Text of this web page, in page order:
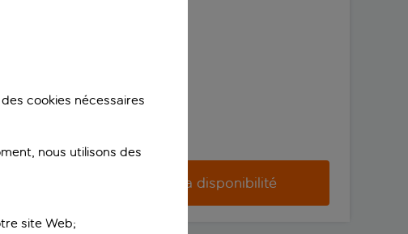
Vérifier la disponibilité
cookies nécessaires
nous utilisons des
site Web;